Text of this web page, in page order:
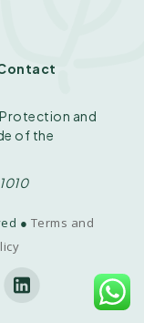
and
of the
● Terms and